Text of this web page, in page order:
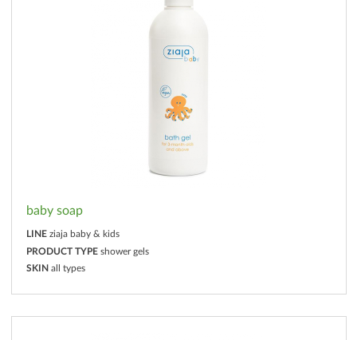
baby soap
LINE ziaja baby & kids
PRODUCT TYPE shower gels
SKIN all types